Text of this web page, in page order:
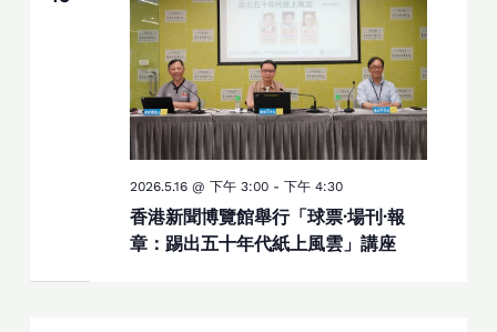
香港新聞博覽館舉行「球票·場刊·報
章：踢出五十年代紙上風雲」講座
2026.5.16 @ 下午 3:00- 下午 4:30